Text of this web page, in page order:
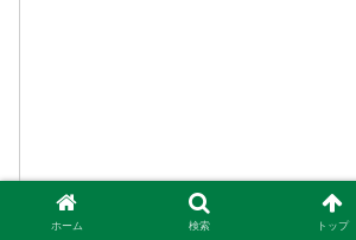
ホーム 検索 トップ